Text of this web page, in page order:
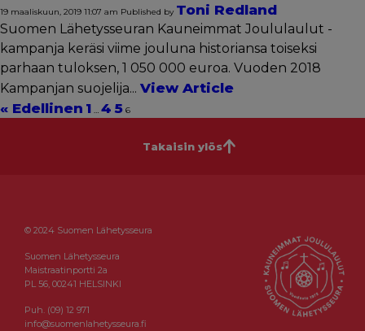
19 maaliskuun, 2019 11:07 am Published by Toni Redland
Suomen Lähetysseuran Kauneimmat Joululaulut -
kampanja keräsi viime jouluna historiansa toiseksi
parhaan tuloksen, 1 050 000 euroa. Vuoden 2018
Kampanjan suojelija... View Article
« Edellinen 1 … 4 5 6
Takaisin ylös
© 2024 Suomen Lähetysseura
Suomen Lähetysseura
Maistraatinportti 2a
PL 56, 00241 HELSINKI
Puh. (09) 12 971
info@suomenlahetysseura.fi